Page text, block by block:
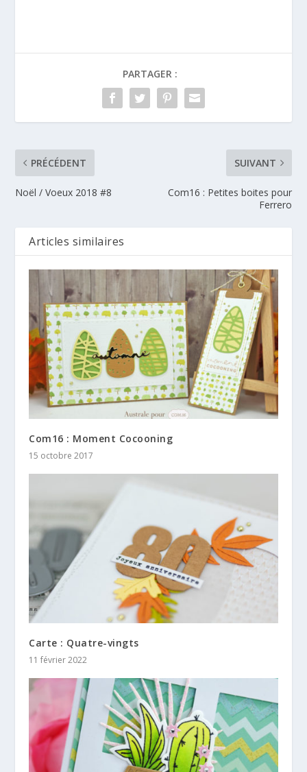
PARTAGER :
PRÉCÉDENT
Noël / Voeux 2018 #8
SUIVANT
Com16 : Petites boites pour
Ferrero
Articles similaires
Com16 : Moment Cocooning
15 octobre 2017
Carte : Quatre-vingts
11 février 2022